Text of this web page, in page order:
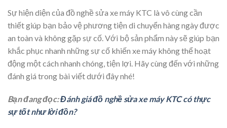
Sự hiện diện của đồ nghề sửa xe máy KTC là vô cùng cần
thiết giúp bạn bảo vệ phương tiện di chuyển hàng ngày được
an toàn và không gặp sự cố. Với bộ sản phẩm này sẽ giúp bạn
khắc phục nhanh những sự cố khiến xe máy không thể hoạt
động một cách nhanh chóng, tiện lợi. Hãy cùng đến với những
đánh giá trong bài viết dưới đây nhé!
Bạn đang đọc:Đánh giá đồ nghề sửa xe máy KTC có thực
sự tốt như lời đồn?